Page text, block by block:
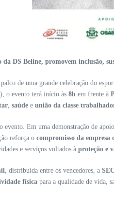
DS Beline, promovem inclusão,
palco de uma grande celebração do
), o evento terá início às 8h em frente à
, saúde e união da classe
evento. Em uma demonstração de
reforça o compromisso da empresa
e serviços voltados à proteção e
, distribuída entre os vencedores, a
física para a qualidade de vida,